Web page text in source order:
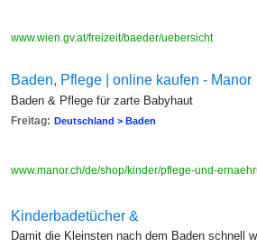
www.wien.gv.at/freizeit/baeder/uebersicht
Baden, Pflege | online kaufen - Manor
Baden & Pflege für zarte Babyhaut
Freitag: Deutschland > Baden
www.manor.ch/de/shop/kinder/pflege-und-
Kinderbadetücher &
Damit die Kleinsten nach dem Baden schnell